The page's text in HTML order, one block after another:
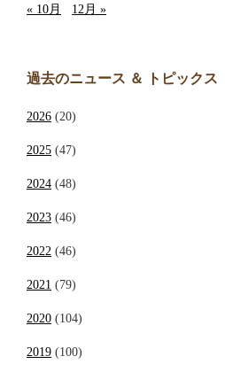
« 10月
12月 »
過去のニュース ＆ トピックス
2026 (20)
2025 (47)
2024 (48)
2023 (46)
2022 (46)
2021 (79)
2020 (104)
2019 (100)